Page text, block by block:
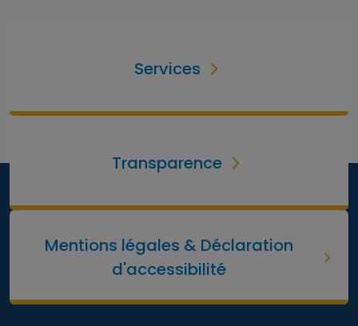
Services
Transparence
Mentions légales & Déclaration
d'accessibilité